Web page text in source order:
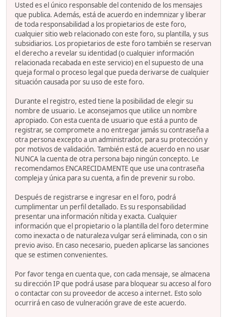
Usted es el único responsable del contenido de los mensajes
que publica. Además, está de acuerdo en indemnizar y liberar
de toda responsabilidad a los propietarios de este foro,
cualquier sitio web relacionado con este foro, su plantilla, y sus
subsidiarios. Los propietarios de este foro también se reservan
el derecho a revelar su identidad (o cualquier información
relacionada recabada en este servicio) en el supuesto de una
queja formal o proceso legal que pueda derivarse de cualquier
situación causada por su uso de este foro.
Durante el registro, ested tiene la posibilidad de elegir su
nombre de usuario. Le aconsejamos que utilice un nombre
apropiado. Con esta cuenta de usuario que está a punto de
registrar, se compromete a no entregar jamás su contraseña a
otra persona excepto a un administrador, para su protección y
por motivos de validación. También está de acuerdo en no usar
NUNCA la cuenta de otra persona bajo ningún concepto. Le
recomendamos ENCARECIDAMENTE que use una contraseña
compleja y única para su cuenta, a fin de prevenir su robo.
Después de registrarse e ingresar en el foro, podrá
cumplimentar un perfil detallado. Es su responsabilidad
presentar una información nítida y exacta. Cualquier
información que el propietario o la plantilla del foro determine
como inexacta o de naturaleza vulgar será eliminada, con o sin
previo aviso. En caso necesario, pueden aplicarse las sanciones
que se estimen convenientes.
Por favor tenga en cuenta que, con cada mensaje, se almacena
su dirección IP que podrá usase para bloquear su acceso al foro
o contactar con su proveedor de acceso a internet. Esto solo
ocurrirá en caso de vulneración grave de este acuerdo.